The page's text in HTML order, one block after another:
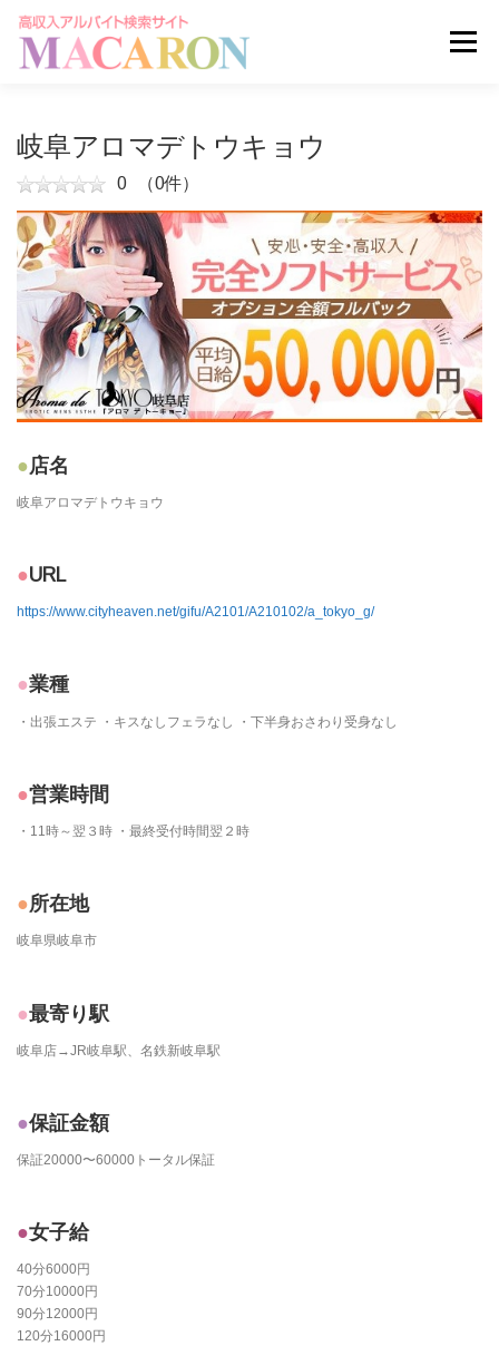
メニュー
掲載申し込みはこちら
岐阜アロマデトウキョウ
0 （0件）
店名
岐阜アロマデトウキョウ
URL
https://www.cityheaven.net/gifu/A2101/A210102/a_tokyo_g/
業種
・出張エステ ・キスなしフェラなし ・下半身おさわり受身なし
営業時間
・11時～翌３時 ・最終受付時間翌２時
所在地
岐阜県岐阜市
最寄り駅
岐阜店→JR岐阜駅、名鉄新岐阜駅
保証金額
保証20000〜60000トータル保証
女子給
40分6000円
70分10000円
90分12000円
120分16000円